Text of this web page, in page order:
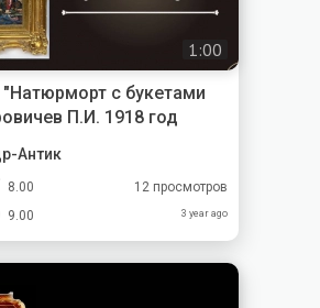
1:00
"Натюрморт с букетами
П.И. 1918 год
Антик
8.00
9.00
12 просмотров
3 year ago